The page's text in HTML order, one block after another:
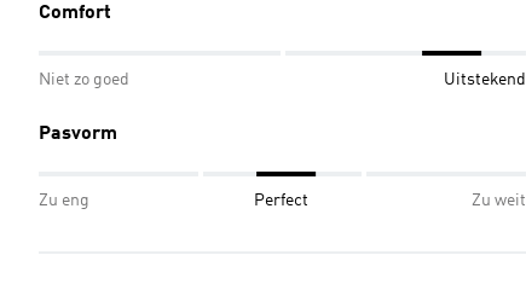
Comfort
Niet zo goed Uitstekend
Pasvorm
Zu eng Perfect Zu weit